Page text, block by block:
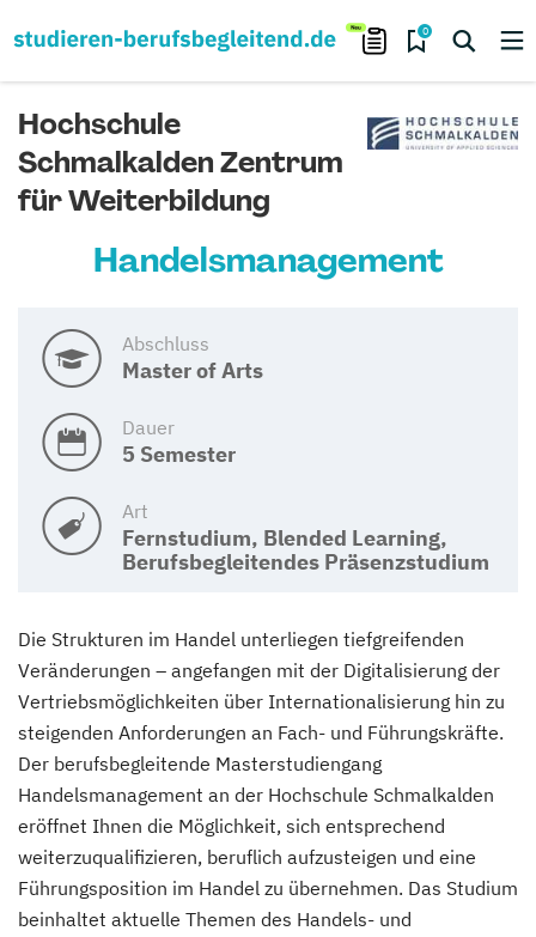
0
Hochschule
Schmalkalden Zentrum
für Weiterbildung
Handelsmanagement
Abschluss
Master of Arts
Dauer
5 Semester
Art
Fernstudium, Blended Learning,
Berufsbegleitendes Präsenzstudium
Die Strukturen im Handel unterliegen tiefgreifenden
Veränderungen – angefangen mit der Digitalisierung der
Vertriebsmöglichkeiten über Internationalisierung hin zu
steigenden Anforderungen an Fach- und Führungskräfte.
Der berufsbegleitende Masterstudiengang
Handelsmanagement an der Hochschule Schmalkalden
eröffnet Ihnen die Möglichkeit, sich entsprechend
weiterzuqualifizieren, beruflich aufzusteigen und eine
Führungsposition im Handel zu übernehmen. Das Studium
beinhaltet aktuelle Themen des Handels- und